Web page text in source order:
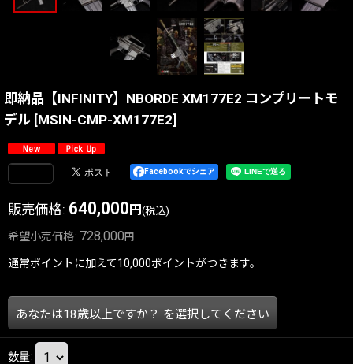
即納品【INFINITY】NBORDE XM177E2 コンプリートモ
デル [MSIN-CMP-XM177E2]
Facebookでシェア
販売価格: 640,000 円 (税込)
希望小売価格: 728,000円
通常ポイントに加えて10,000ポイントがつきます。
あなたは18歳以上ですか？ を選択してください
数量: